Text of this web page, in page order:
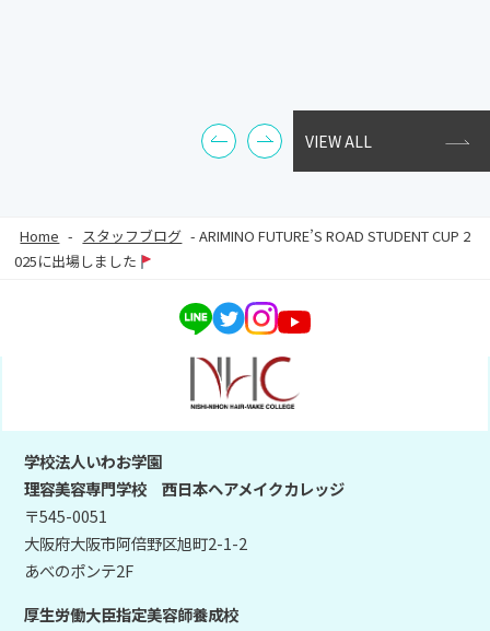
VIEW ALL
Home - スタッフブログ -ARIMINO FUTURE’S ROAD STUDENT CUP 2
025に出場しました
学校法人いわお学園
理容美容専門学校 西日本ヘアメイクカレッジ
〒545-0051
大阪府大阪市阿倍野区旭町2-1-2
あべのポンテ2F
厚生労働大臣指定美容師養成校